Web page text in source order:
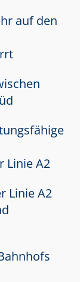
auf den
Linie A2
Linie A2